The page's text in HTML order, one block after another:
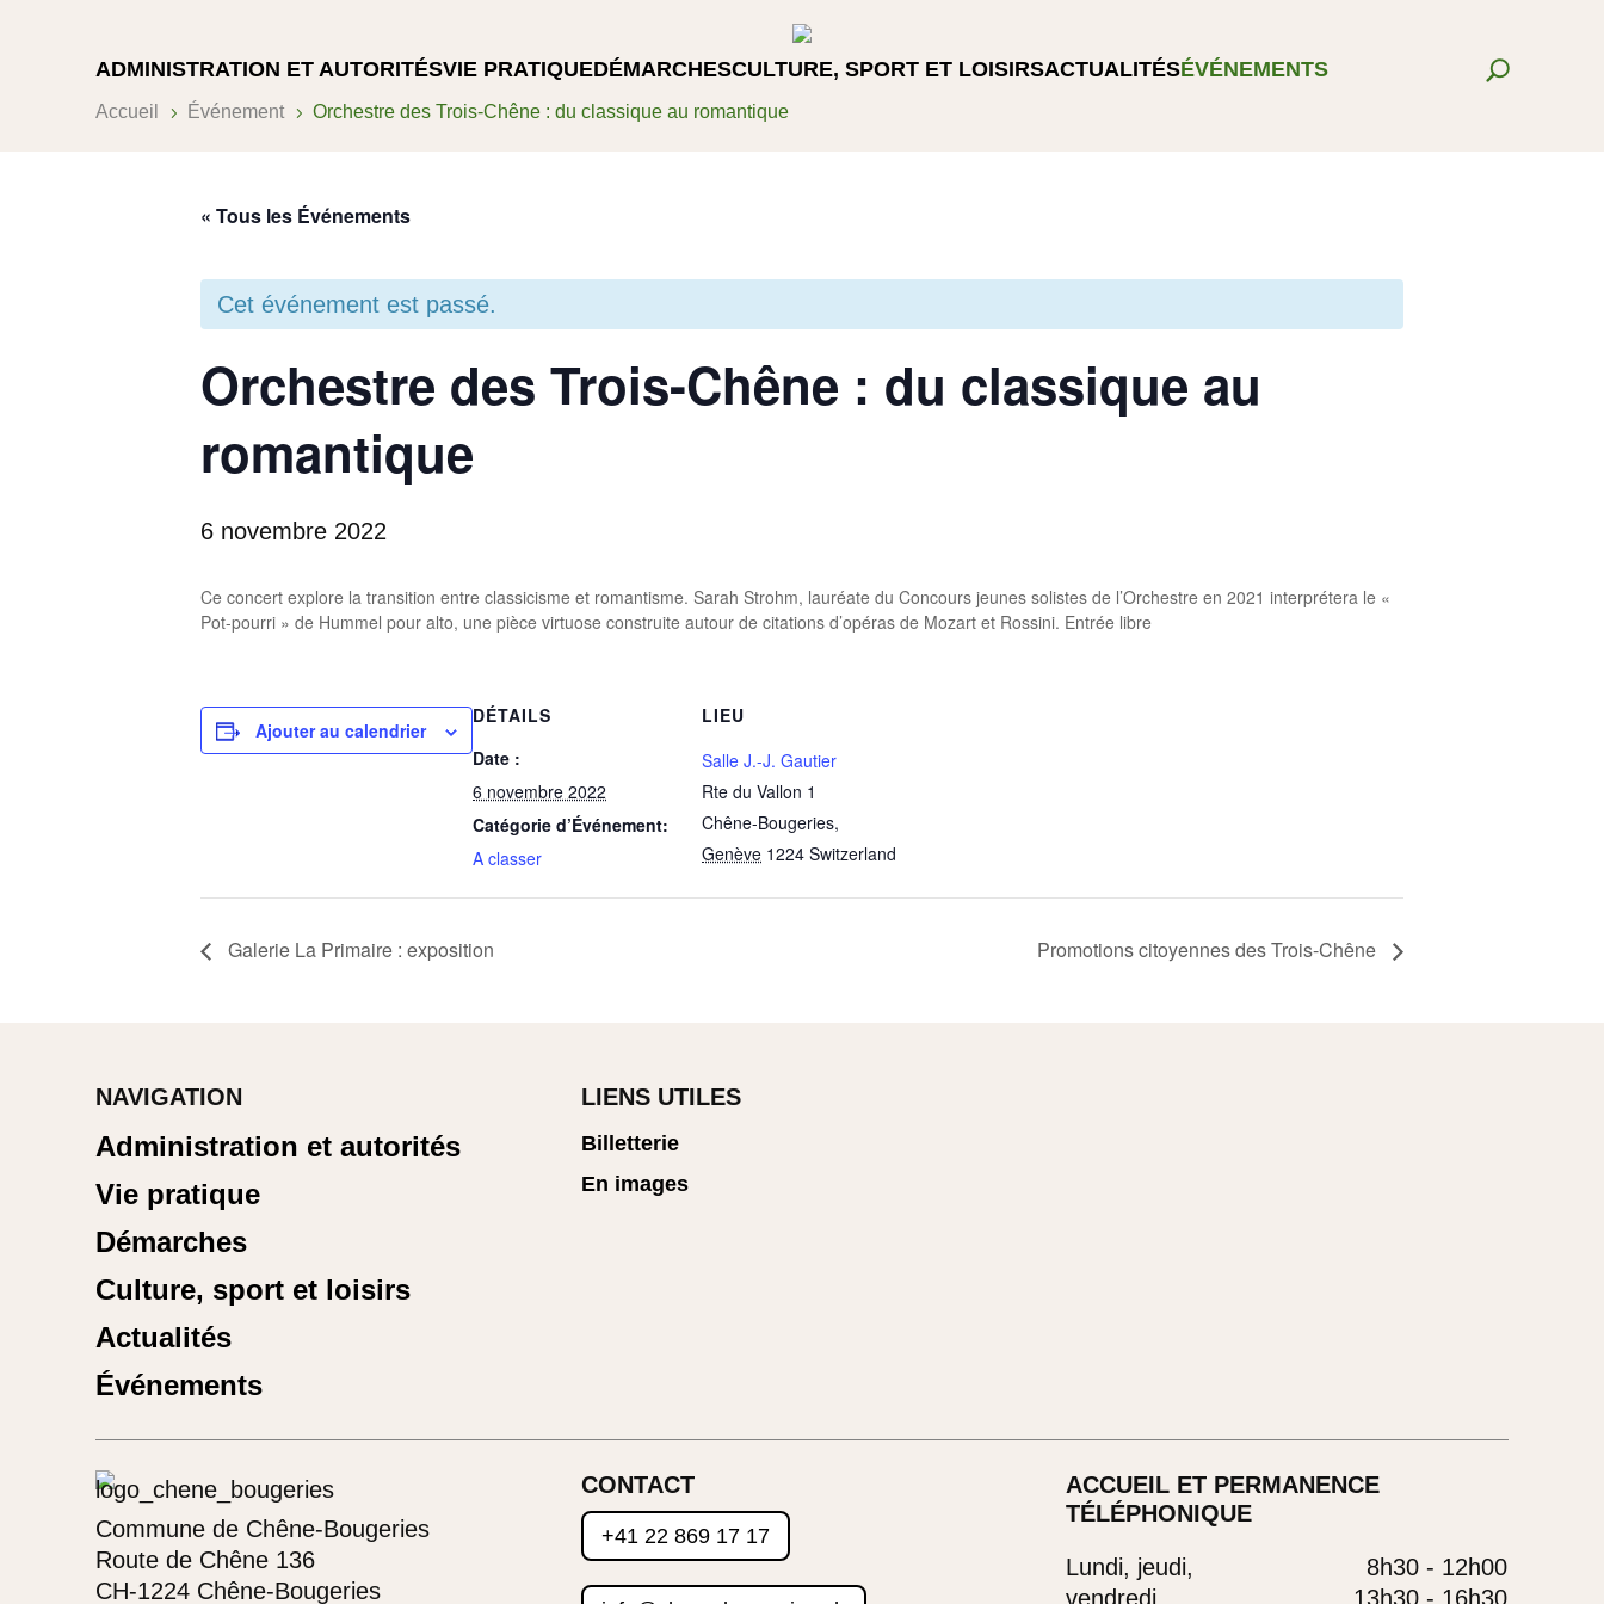
ADMINISTRATION ET AUTORITÉSVIE PRATIQUEDÉMARCHESCULTURE, SPORT ET LOISIRSACTUALITÉSÉVÉNEMENTS
Accueil 5 Événement 5 Orchestre des Trois-Chêne : du classique au romantique
« Tous les Événements
Cet événement est passé.
Orchestre des Trois-Chêne : du classique au
romantique
6 novembre 2022
Ce concert explore la transition entre classicisme et romantisme. Sarah Strohm, lauréate du Concours jeunes solistes de l’Orchestre en 2021 interprétera le «
Pot-pourri » de Hummel pour alto, une pièce virtuose construite autour de citations d’opéras de Mozart et Rossini. Entrée libre
Ajouter au calendrier
DÉTAILS
Date :
6 novembre 2022
Catégorie d’Événement:
A classer
LIEU
Salle J.-J. Gautier
Rte du Vallon 1
Chêne-Bougeries,
Genève 1224 Switzerland
Galerie La Primaire : exposition Promotions citoyennes des Trois-Chêne
NAVIGATION
Administration et autorités
Vie pratique
Démarches
Culture, sport et loisirs
Actualités
Événements
LIENS UTILES
Billetterie
En images
Commune de Chêne-Bougeries
Route de Chêne 136
CH-1224 Chêne-Bougeries
CONTACT
+41 22 869 17 17
ACCUEIL ET PERMANENCE
TÉLÉPHONIQUE
Lundi, jeudi,
vendredi
8h30 - 12h00
13h30 - 16h30